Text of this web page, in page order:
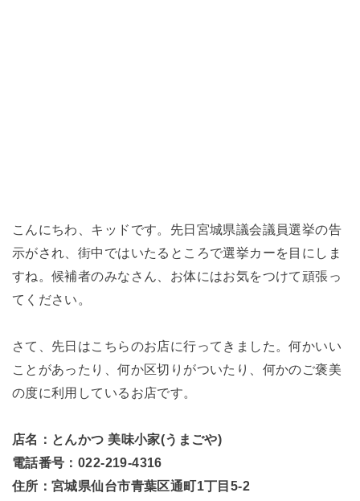
こんにちわ、キッドです。先日宮城県議会議員選挙の告
示がされ、街中ではいたるところで選挙カーを目にしま
すね。候補者のみなさん、お体にはお気をつけて頑張っ
てください。
さて、先日はこちらのお店に行ってきました。何かいい
ことがあったり、何か区切りがついたり、何かのご褒美
の度に利用しているお店です。
店名：とんかつ 美味小家(うまごや)
電話番号：022-219-4316
住所：宮城県仙台市青葉区通町1丁目5-2